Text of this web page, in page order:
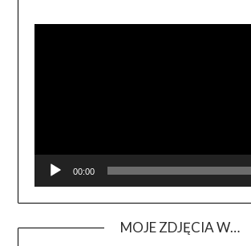
00:00
MOJE ZDJĘCIA W…